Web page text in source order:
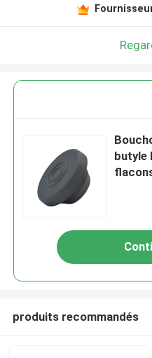
butyle
produits recommandés